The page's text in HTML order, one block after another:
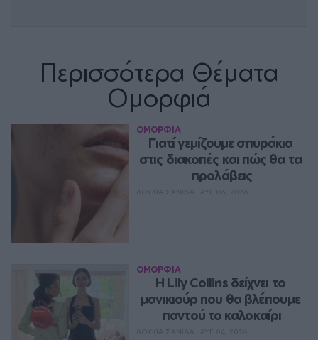
Περισσότερα Θέματα
Ομορφιά
ΟΜΟΡΦΙΑ
Γιατί γεμίζουμε σπυράκια
στις διακοπές και πώς θα τα
προλάβεις
ΟΜΟΡΦΙΑ
Η Lily Collins δείχνει το
μανικιούρ που θα βλέπουμε
παντού το καλοκαίρι